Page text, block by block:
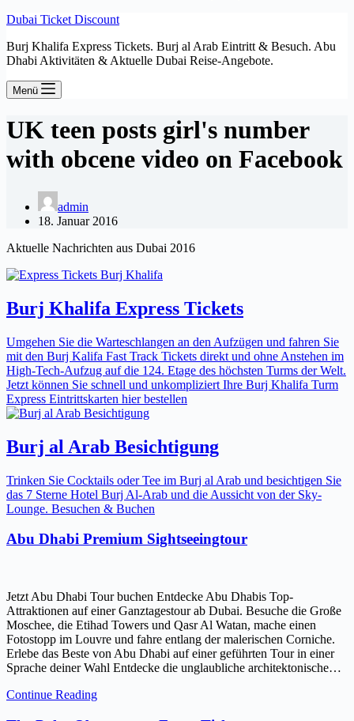
Dubai Ticket Discount
Burj Khalifa Express Tickets. Burj al Arab Eintritt & Besuch. Abu
Dhabi Aktivitäten & Aktuelle Dubai Reise-Angebote.
Menü
UK teen posts girl's number
with obcene video on Facebook
admin
18. Januar 2016
Aktuelle Nachrichten aus Dubai 2016
Burj Khalifa Express Tickets
Umgehen Sie die Warteschlangen an den Aufzügen und fahren Sie
mit den Burj Kalifa Fast Track Tickets direkt und ohne Anstehen im
High-Tech-Aufzug auf die 124. Etage des höchsten Turms der Welt.
Jetzt können Sie schnell und unkompliziert Ihre Burj Khalifa Turm
Express Eintrittskarten hier bestellen
Burj al Arab Besichtigung
Trinken Sie Cocktails oder Tee im Burj al Arab und besichtigen Sie
das 7 Sterne Hotel Burj Al-Arab und die Aussicht von der Sky-
Lounge. Besuchen & Buchen
Abu Dhabi Premium Sightseeingtour
Jetzt Abu Dhabi Tour buchen Entdecke Abu Dhabis Top-
Attraktionen auf einer Ganztagestour ab Dubai. Besuche die Große
Moschee, die Etihad Towers und Qasr Al Watan, mache einen
Fotostopp im Louvre und fahre entlang der malerischen Corniche.
Erlebe das Beste von Abu Dhabi auf einer geführten Tour in einer
Sprache deiner Wahl Entdecke die unglaubliche architektonische…
Continue Reading